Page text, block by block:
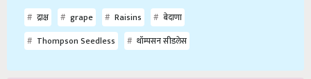
द्राक्ष grape Raisins
बेदाणा
Thompson Seedless
थॉम्पसन सीडलेस